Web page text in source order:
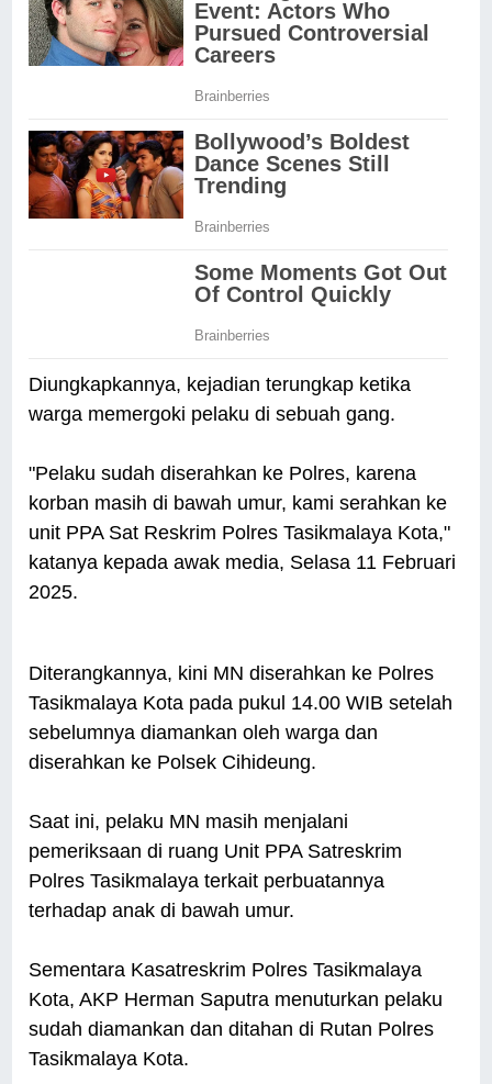
Diungkapkannya, kejadian terungkap ketika
warga memergoki pelaku di sebuah gang.
"Pelaku sudah diserahkan ke Polres, karena
korban masih di bawah umur, kami serahkan ke
unit PPA Sat Reskrim Polres Tasikmalaya Kota,"
katanya kepada awak media, Selasa 11 Februari
2025.
Diterangkannya, kini MN diserahkan ke Polres
Tasikmalaya Kota pada pukul 14.00 WIB setelah
sebelumnya diamankan oleh warga dan
diserahkan ke Polsek Cihideung.
Saat ini, pelaku MN masih menjalani
pemeriksaan di ruang Unit PPA Satreskrim
Polres Tasikmalaya terkait perbuatannya
terhadap anak di bawah umur.
Sementara Kasatreskrim Polres Tasikmalaya
Kota, AKP Herman Saputra menuturkan pelaku
sudah diamankan dan ditahan di Rutan Polres
Tasikmalaya Kota.